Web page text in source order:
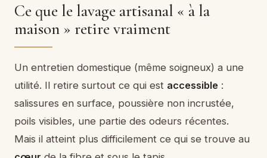
Ce que le lavage artisanal « à la
maison » retire vraiment
Un entretien domestique (même soigneux) a une
utilité. Il retire surtout ce qui est accessible :
salissures en surface, poussière non incrustée,
poils visibles, une partie des odeurs récentes.
Mais il atteint plus difficilement ce qui se trouve au